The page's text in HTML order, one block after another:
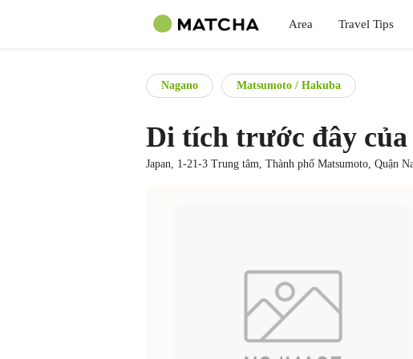
Area Travel Tips
Nagano Matsumoto / Hakuba
Di tích trước đây
Japan, 1-21-3 Trung tâm, Thành phố Matsumoto, Quận